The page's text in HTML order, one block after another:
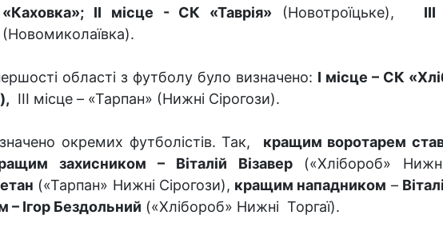
«Каховка»;
ІІ місце - СК «Таврія» (Новотроїцьке),
(Новомиколаївка).
області з футболу було визначено: І місце – СК
ІІІ місце – «Тарпан» (Нижні Сірогози).
окремих футболістів. Так, кращим воротарем
захисником – Віталій Візавер(«Хлібороб»
(«Тарпан» Нижні Сірогози), кращим нападником –
Ігор Бездольний («Хлібороб» Нижні Торгаї).